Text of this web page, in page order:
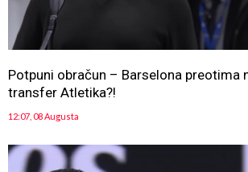
Potpuni obračun – Barselona preotima
transfer Atletika?!
12:07, 08 Augusta